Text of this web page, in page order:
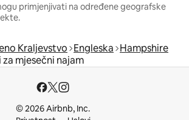
primjenjivati na određene geografske
Kraljevstvo Engleska Hampshire
mjesečni najam
© 2026 Airbnb, Inc.